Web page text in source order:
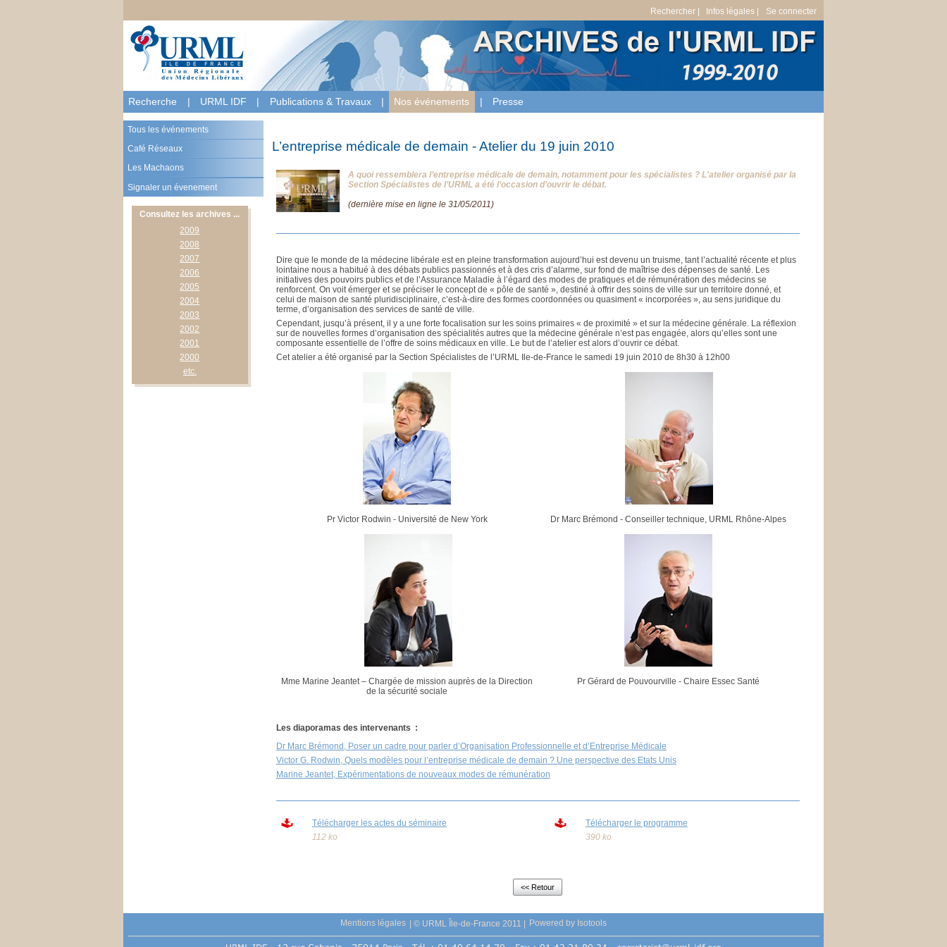
Rechercher | Infos légales | Se connecter
Recherche | URML IDF | Publications & Travaux | Nos événements | Presse
L’entreprise médicale de demain - Atelier du 19 juin 2010
A quoi ressemblera l’entreprise médicale de demain, notamment pour les spécialistes ? L'atelier organisé par la
Section Spécialistes de l’URML a été l’occasion d’ouvrir le débat.
(dernière mise en ligne le 31/05/2011)
Dire que le monde de la médecine libérale est en pleine transformation aujourd’hui est devenu un truisme, tant l’actualité récente et plus
lointaine nous a habitué à des débats publics passionnés et à des cris d’alarme, sur fond de maîtrise des dépenses de santé. Les
initiatives des pouvoirs publics et de l’Assurance Maladie à l’égard des modes de pratiques et de rémunération des médecins se
renforcent. On voit émerger et se préciser le concept de « pôle de santé », destiné à offrir des soins de ville sur un territoire donné, et
celui de maison de santé pluridisciplinaire, c’est-à-dire des formes coordonnées ou quasiment « incorporées », au sens juridique du
terme, d’organisation des services de santé de ville.
Cependant, jusqu’à présent, il y a une forte focalisation sur les soins primaires « de proximité » et sur la médecine générale. La réflexion
sur de nouvelles formes d’organisation des spécialités autres que la médecine générale n’est pas engagée, alors qu’elles sont une
composante essentielle de l’offre de soins médicaux en ville. Le but de l’atelier est alors d’ouvrir ce débat.
Cet atelier a été organisé par la Section Spécialistes de l’URML Ile-de-France le samedi 19 juin 2010 de 8h30 à 12h00
Pr Victor Rodwin - Université de New York Dr Marc Brémond - Conseiller technique, URML Rhône-Alpes
Mme Marine Jeantet – Chargée de mission auprès de la Direction
de la sécurité sociale
Pr Gérard de Pouvourville - Chaire Essec Santé
Les diaporamas des intervenants :
Dr Marc Brémond, Poser un cadre pour parler d’Organisation Professionnelle et d’Entreprise Médicale
Victor G. Rodwin, Quels modèles pour l’entreprise médicale de demain ? Une perspective des Etats Unis
Marine Jeantet, Expérimentations de nouveaux modes de rémunération
Télécharger les actes du séminaire
112 ko
Télécharger le programme
390 ko
<< Retour
Tous les événements
Café Réseaux
Les Machaons
Signaler un évenement
Consultez les archives ...
2009
2008
2007
2006
2005
2004
2003
2002
2001
2000
etc.
Mentions légales | © URML Île-de-France 2011 | Powered by Isotools